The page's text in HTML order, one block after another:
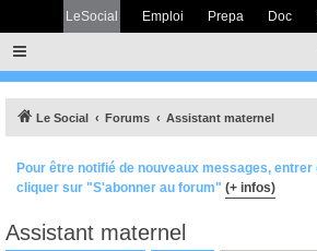
LeSocial Emploi Prepa Doc
Le Social Forums Assistant maternel
Pour être notifié de nouveaux messages, entrer
cliquer sur "S'abonner au forum" (+ infos)
Assistant maternel